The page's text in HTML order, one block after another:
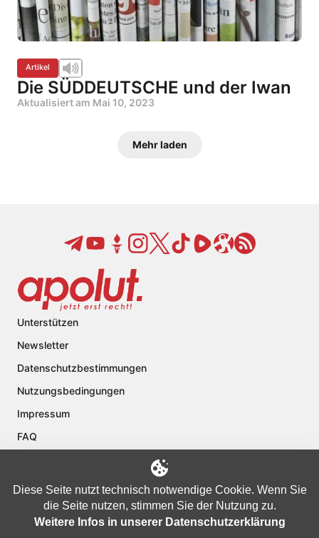
Artikel
Die SÜDDEUTSCHE und der Iwan
Aktualisiert am Mai 10, 2023
Mehr laden
Unterstützen
Newsletter
Datenschutzbestimmungen
Nutzungsbedingungen
Impressum
FAQ
Diese Seite nutzt technisch notwendige Cookie. Wenn Sie
die Seite nutzen, stimmen Sie der Nutzung zu.
Weitere Infos in unserer Datenschutzerklärung